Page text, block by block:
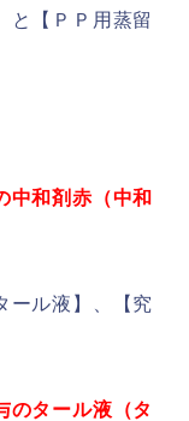
と【ＰＰ用蒸留
中和剤赤（中和
ール液】、【究
のタール液（タ